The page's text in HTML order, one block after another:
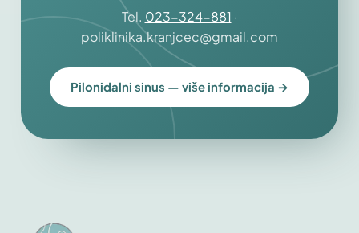
Tel. 023-324-881 ·
poliklinika.kranjcec@gmail.com
Pilonidalni sinus — više informacija →